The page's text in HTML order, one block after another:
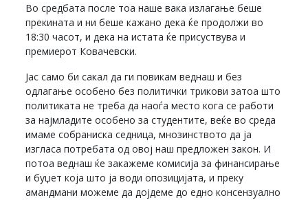
Во средбата после тоа наше вака излагање беше
прекината и ни беше кажано дека ќе продолжи во
18:30 часот, и дека на истата ќе присуствува и
премиерот Ковачевски.
Јас само би сакал да ги повикам веднаш и без
одлагање особено без политички трикови затоа што
политиката не треба да наоѓа место кога се работи
за најмладите особено за студентите, веќе во среда
имаме собраниска седница, мнозинството да ја
изгласа потребата од овој наш предложен закон. И
потоа веднаш ќе закажеме комисија за финансирање
и буџет која што ја води опозицијата, и преку
амандмани можеме да дојдеме до едно консензуално